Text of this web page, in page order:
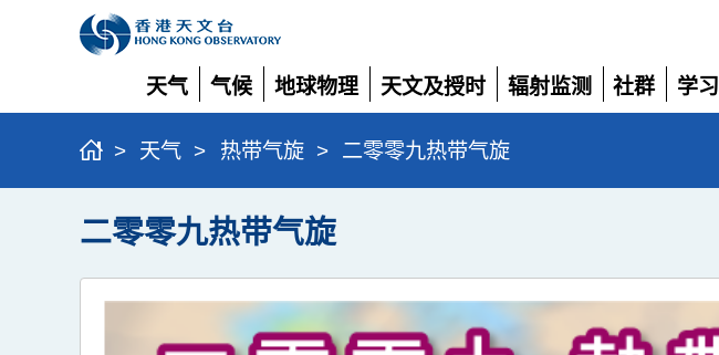
天气
展
开
气候
展
开
地球物理
展
开
天文及授时
展
开
辐射监测
展
开
社群
展
学习
展
> 天气 > 热带气旋 > 二零零九热带气旋
二零零九热带气旋